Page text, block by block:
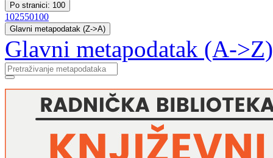
Po stranici: 100
102550100
Glavni metapodatak (Z->A)
Glavni metapodatak (A->Z)